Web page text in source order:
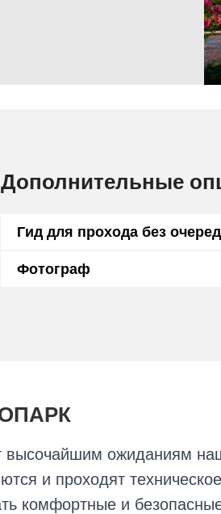
Дополнительные
Гид для прохода без
Фотограф
высочайшим ожиданиям
и проходят техническое
комфортные и